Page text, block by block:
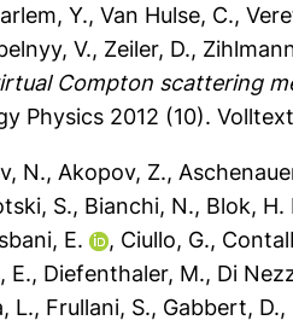
Y., Van Hulse, C.,
V., Zeiler, D.,
Compton scattering
Physics 2012 (10).
N., Akopov, Z.,
S., Bianchi, N., Blok, H.
E. , Ciullo, G.,
E., Diefenthaler, M., Di
L., Frullani, S., Gabbert, D.,